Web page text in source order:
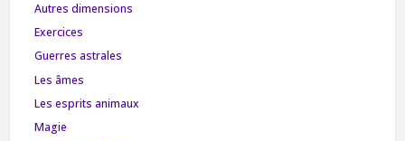
Autres dimensions
Exercices
Guerres astrales
Les âmes
Les esprits animaux
Magie